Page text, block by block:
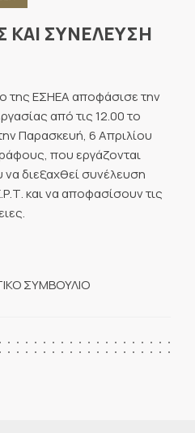
ΚΑΙ ΣΥΝΕΛΕΥΣΗ
της ΕΣΗΕΑ αποφάσισε την
από τις 12.00 το
Παρασκευή, 6 Απριλίου
που εργάζονται
διεξαχθεί συνέλευση
και να αποφασίσουν τις
ΣΥΜΒΟΥΛΙΟ